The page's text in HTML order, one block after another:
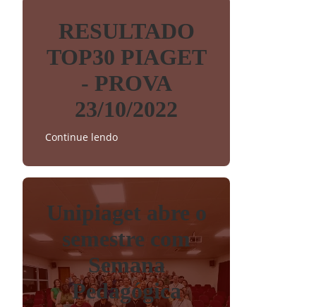
RESULTADO
TOP30 PIAGET
- PROVA
23/10/2022
Continue lendo
Unipiaget abre o
semestre com
Semana
Pedagógica